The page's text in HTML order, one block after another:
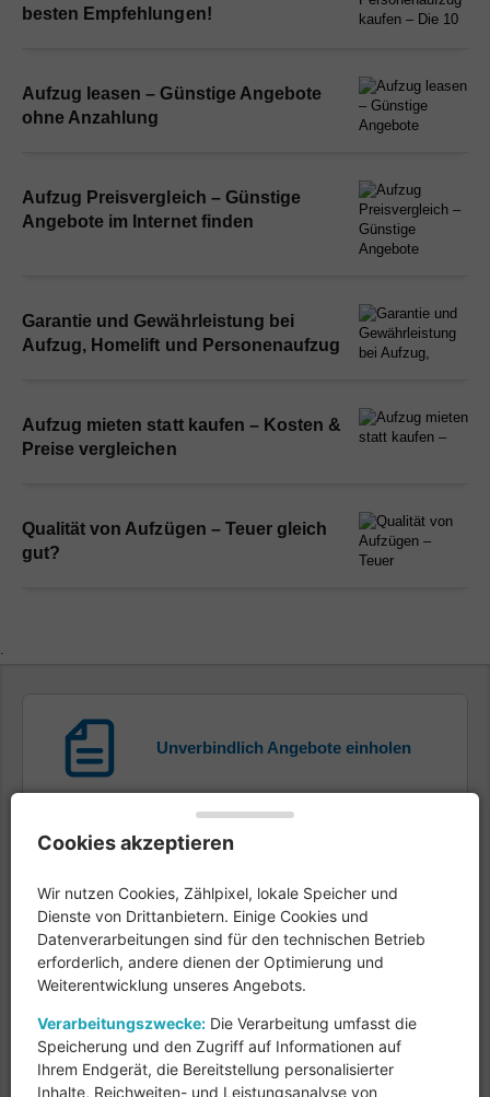
besten Empfehlungen!
Aufzug leasen – Günstige Angebote
ohne Anzahlung
Aufzug Preisvergleich – Günstige
Angebote im Internet finden
Garantie und Gewährleistung bei
Aufzug, Homelift und Personenaufzug
Aufzug mieten statt kaufen – Kosten &
Preise vergleichen
Qualität von Aufzügen – Teuer gleich
gut?
Unverbindlich Angebote einholen
Cookies akzeptieren
Wir nutzen Cookies, Zählpixel, lokale Speicher und
Dienste von Drittanbietern. Einige Cookies und
Datenverarbeitungen sind für den technischen Betrieb
erforderlich, andere dienen der Optimierung und
Weiterentwicklung unseres Angebots.
Verarbeitungszwecke: Die Verarbeitung umfasst die
Speicherung und den Zugriff auf Informationen auf
Ihrem Endgerät, die Bereitstellung personalisierter
Inhalte, Reichweiten- und Leistungsanalyse von